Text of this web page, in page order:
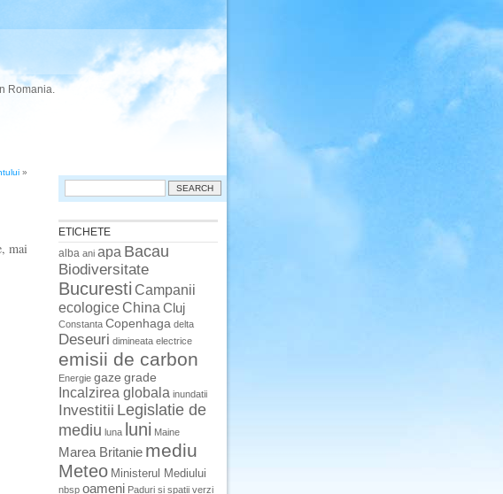
Romania.
»
mai
Search
ETICHETE
alba ani apa Bacau
Biodiversitate
Bucuresti Campanii
ecologiceChina Cluj
Constanta Copenhaga delta
Deseuri dimineata electrice
emisii de carbon
Energie gaze grade
Incalzirea globala inundatii
Investitii Legislatie de
mediu luna luni Maine
Marea Britanie mediu
Meteo Ministerul Mediului
nbsp oameni Paduri si spatii verzi